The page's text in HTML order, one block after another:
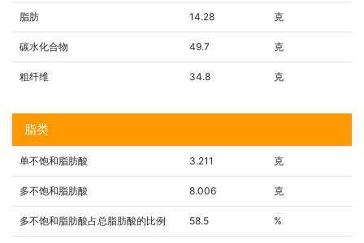
脂肪 14.28 克
碳水化合物 49.7 克
粗纤维 34.8 克
脂类
单不饱和脂肪酸 3.211 克
多不饱和脂肪酸 8.006 克
多不饱和脂肪酸占总脂肪酸的比例 58.5 %